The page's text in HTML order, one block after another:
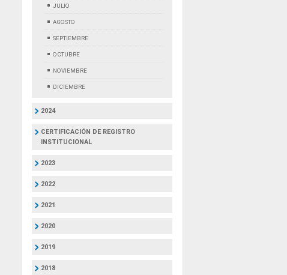
JULIO
AGOSTO
SEPTIEMBRE
OCTUBRE
NOVIEMBRE
DICIEMBRE
2024
CERTIFICACIÓN DE REGISTRO
INSTITUCIONAL
2023
2022
2021
2020
2019
2018